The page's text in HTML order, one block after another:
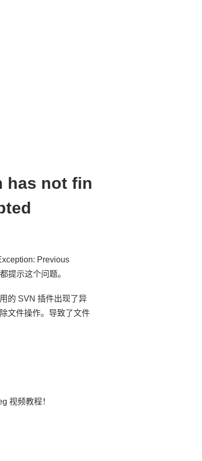
has not fin
Previous
提示这个问题。
的 SVN 插件出现了异
文件操作。导致了文件
视频教程！